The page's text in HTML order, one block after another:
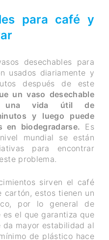
para café y
desechables para
usados diariamente y
después de este
un vaso desechable
una vida útil de
y luego puede
en biodegradarse. Es
mundial se están
para encontrar
problema.
sirven el café
cartón, estos tienen un
por lo general de
es el que garantiza que
mayor estabilidad al
de plástico hace